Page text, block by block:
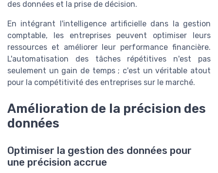
des données et la prise de décision.
En intégrant l'intelligence artificielle dans la gestion
comptable, les entreprises peuvent optimiser leurs
ressources et améliorer leur performance financière.
L'automatisation des tâches répétitives n'est pas
seulement un gain de temps ; c'est un véritable atout
pour la compétitivité des entreprises sur le marché.
Amélioration de la précision des
données
Optimiser la gestion des données pour
une précision accrue